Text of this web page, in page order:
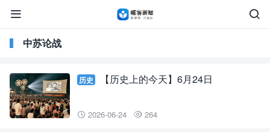


中苏论战
历史 【历史上的今天】6月24日
 2026-06-24  264